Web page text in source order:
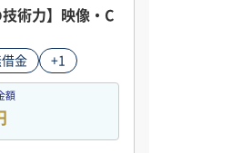
術力】映像・C
金 +1
額